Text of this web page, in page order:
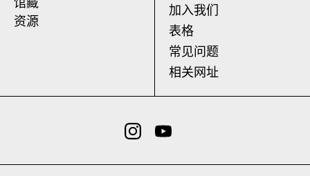
资源
加入我们
表格
常见问题
相关网址